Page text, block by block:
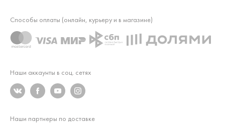
Наши аккаунты в соц. сетях
Способы оплаты (онлайн, курьеру и в магазине)
Наши партнеры по доставке